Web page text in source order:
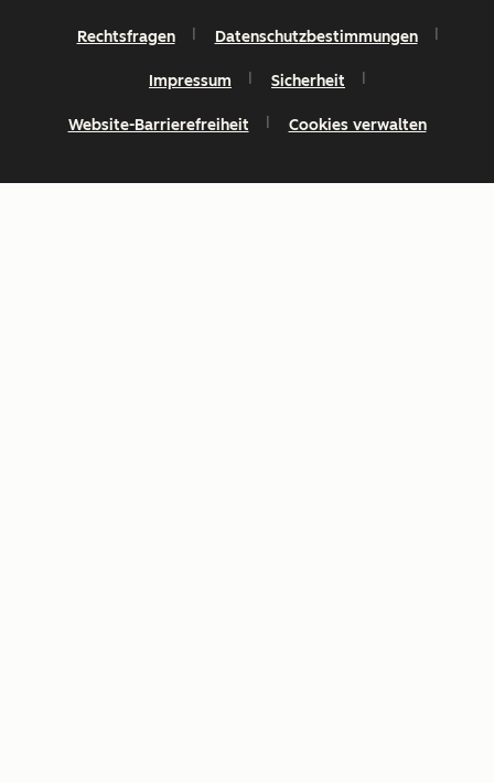
Rechtsfragen Datenschutzbestimmungen
Impressum Sicherheit
Website-Barrierefreiheit Cookies verwalten